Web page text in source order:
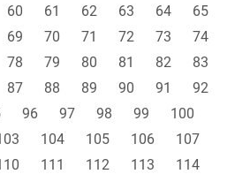
60 61 62 63 64
65
69 70 71 72 73
74
78 79 80 81 82
83
87 88 89 90 91
92
96 97 98 99
100
104 105 106
107
111 112 113
114